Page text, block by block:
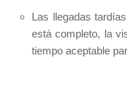
Las llegadas tardías
está completo, la
tiempo aceptable